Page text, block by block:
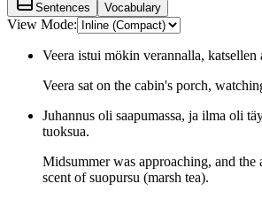
Sentences Vocabulary
View Mode:
Veera istui mökin verannalla, katsellen
Veera sat on the cabin's porch,
Juhannus oli saapumassa, ja ilma oli
tuoksua.
Midsummer was approaching, and
scent of suopursu (marsh tea).